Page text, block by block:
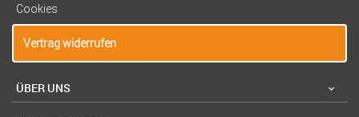
Cookies
Vertrag widerrufen
ÜBER UNS